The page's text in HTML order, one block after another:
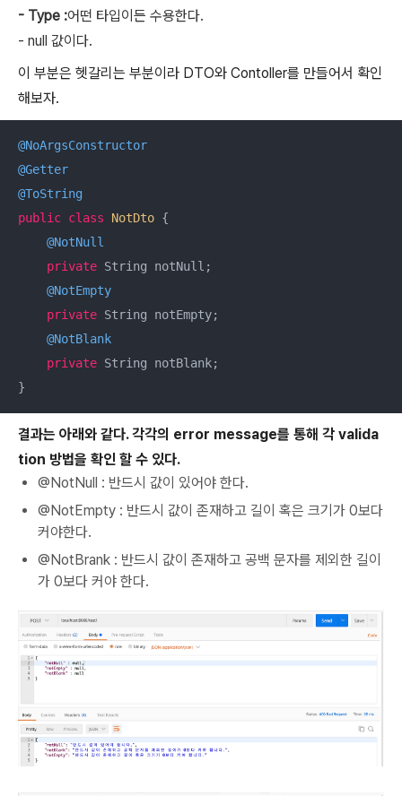
- Type :어떤 타입이든 수용한다.
- null 값이다.
이 부분은 헷갈리는 부분이라 DTO와 Contoller를 만들어서 확인
해보자.
@NoArgsConstructor
@Getter
@ToString
public class NotDto {
@NotNull
private String notNull;
@NotEmpty
private String notEmpty;
@NotBlank
private String notBlank;
}
결과는 아래와 같다. 각각의 error message를 통해 각 valida
tion 방법을 확인 할 수 있다.
@NotNull : 반드시 값이 있어야 한다.
@NotEmpty : 반드시 값이 존재하고 길이 혹은 크기가 0보다
커야한다.
@NotBrank : 반드시 값이 존재하고 공백 문자를 제외한 길이
가 0보다 커야 한다.